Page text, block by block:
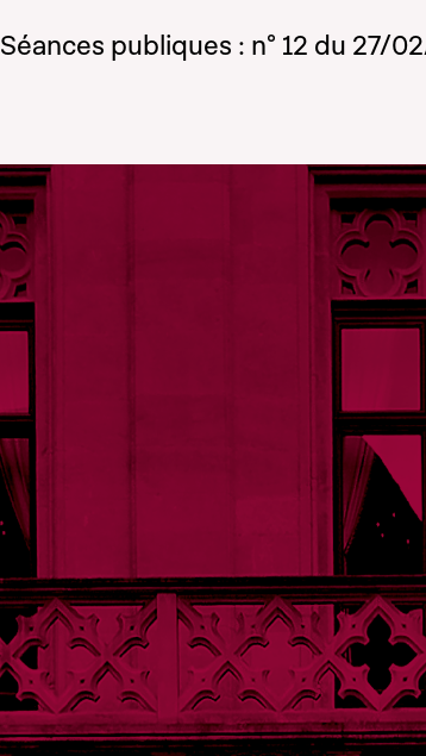
Séances publiques : n° 12 du 27/